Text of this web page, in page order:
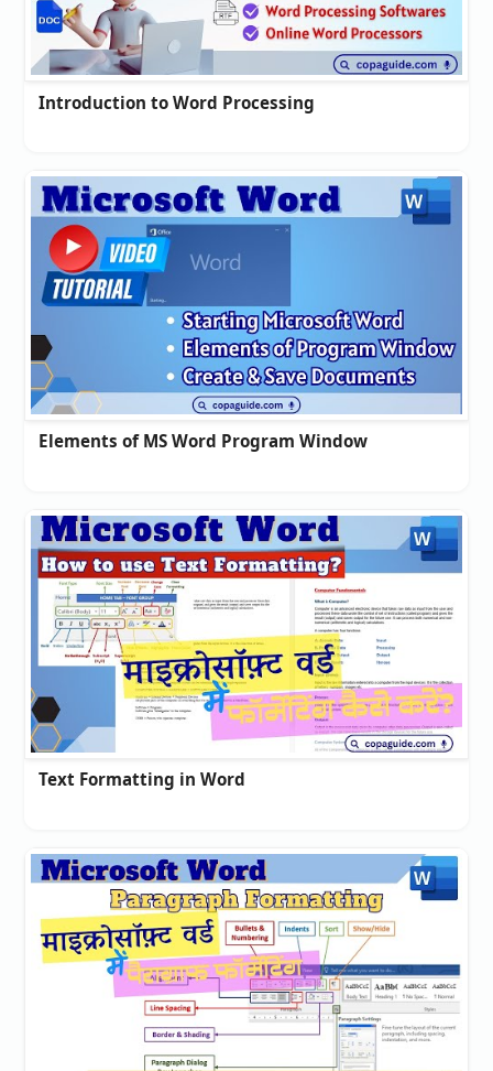
Introduction to Word Processing
Elements of MS Word Program Window
Text Formatting in Word